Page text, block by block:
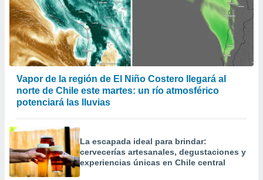
Vapor de la región de El Niño Costero llegará al
norte de Chile este martes: un río atmosférico
potenciará las lluvias
La escapada ideal para brindar:
cervecerías artesanales, degustaciones y
experiencias únicas en Chile central